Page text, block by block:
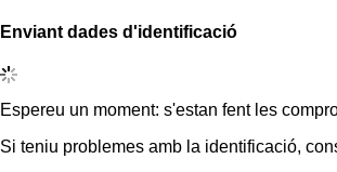
Enviant dades d'identificació
Espereu un moment: s'estan fent les
Si teniu problemes amb la identificació,